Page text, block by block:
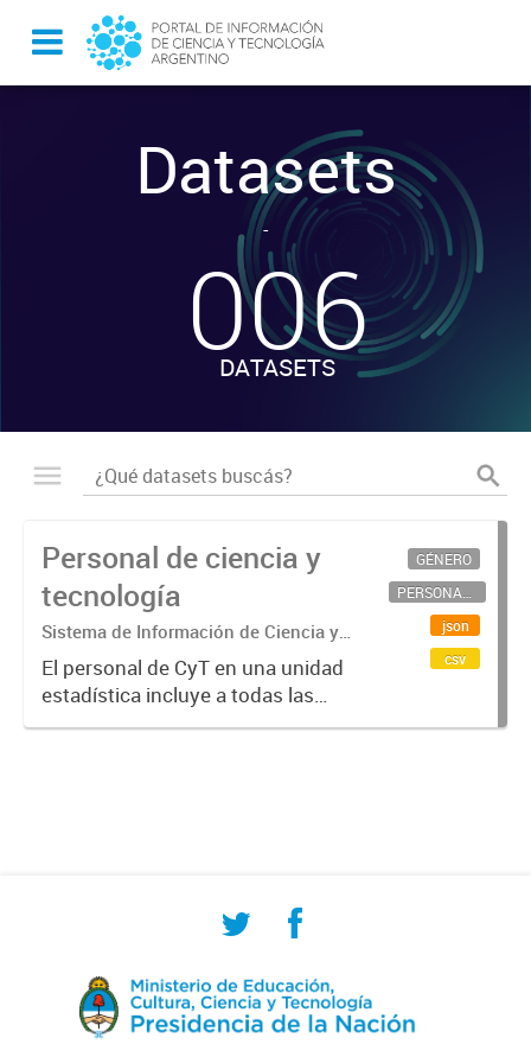
Datasets
-
006
DATASETS
Personal de ciencia y
tecnología
Sistema de Información de Ciencia y
Tecnología Argentino (SICYTAR)
El personal de CyT en una unidad
estadística incluye a todas las
personas involucradas
GÉNERO
PERSONAL CIENTÍFICO-TECNOLÓGICO
json
csv